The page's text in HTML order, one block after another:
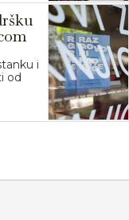
i
od